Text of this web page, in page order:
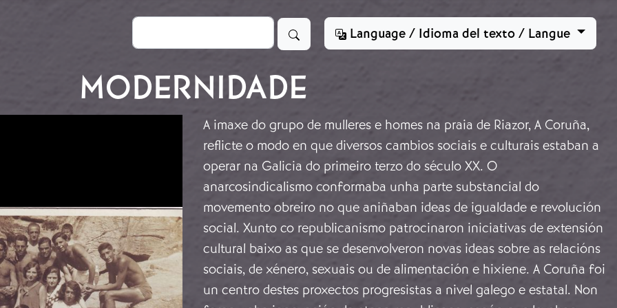
Buscar
Language / Idioma del texto / Langue
MODERNIDADE
A imaxe do grupo de mulleres e homes na praia de Riazor, A Coruña,
reflicte o modo en que diversos cambios sociais e culturais estaban a
operar na Galicia do primeiro terzo do século XX. O
anarcosindicalismo conformaba unha parte substancial do
movemento obreiro no que aniñaban ideas de igualdade e revolución
social. Xunto co republicanismo patrocinaron iniciativas de extensión
cultural baixo as que se desenvolveron novas ideas sobre as relacións
sociais, de xénero, sexuais ou de alimentación e hixiene. A Coruña foi
un centro destes proxectos progresistas a nivel galego e estatal. Non